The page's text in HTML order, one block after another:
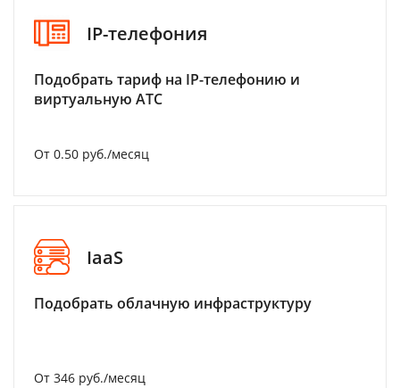
IP-телефония
Подобрать тариф на IP-телефонию и
виртуальную АТС
От 0.50 руб./месяц
IaaS
Подобрать облачную инфраструктуру
От 346 руб./месяц